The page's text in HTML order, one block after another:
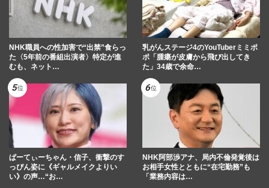
NHK職員への性加害で“出禁”食らっ
た〈5年前の番組出演者〉特定が進
むも、ネット…
乳がんステージ4のYouTuberミミポ
ポ「腫瘍が皮膚から飛び出してき
た」34歳で余命…
ぱーてぃーちゃん・信子、衝撃のす
っぴん姿に《ギャルメイクよりい
い》の声…“お…
NHK阿部渉アナ、局内不倫発覚後は
お相手女性とともに“在宅勤務”も
「業務内容は…